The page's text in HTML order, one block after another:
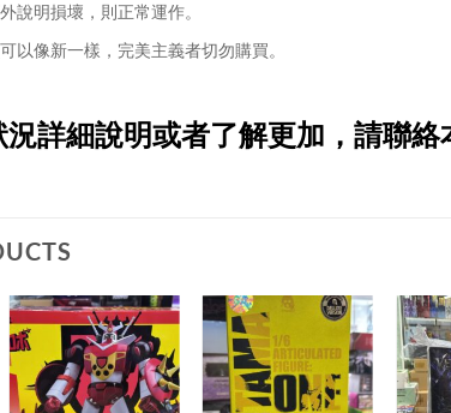
說明損壞，則正常運作。
以像新一樣，完美主義者切勿購買。
詳細說明或者了解更加，請聯絡